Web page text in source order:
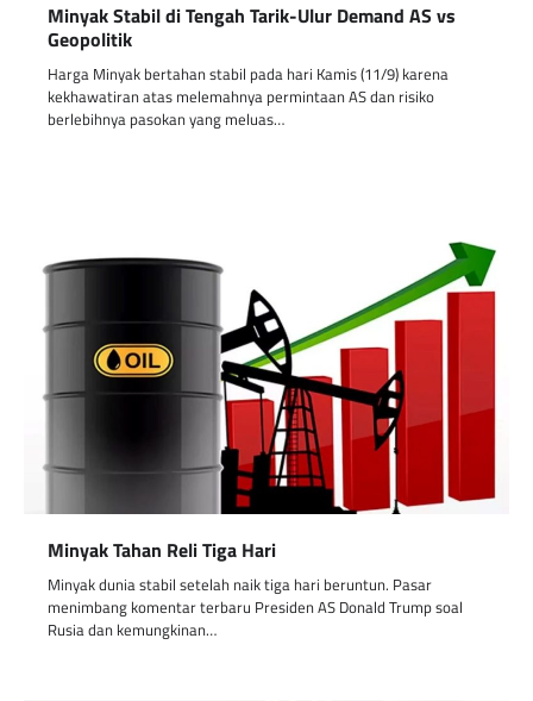
Minyak Stabil di Tengah Tarik-Ulur Demand AS vs
Geopolitik
Harga Minyak bertahan stabil pada hari Kamis (11/9) karena
kekhawatiran atas melemahnya permintaan AS dan risiko
berlebihnya pasokan yang meluas…
Minyak Tahan Reli Tiga Hari
Minyak dunia stabil setelah naik tiga hari beruntun. Pasar
menimbang komentar terbaru Presiden AS Donald Trump soal
Rusia dan kemungkinan…